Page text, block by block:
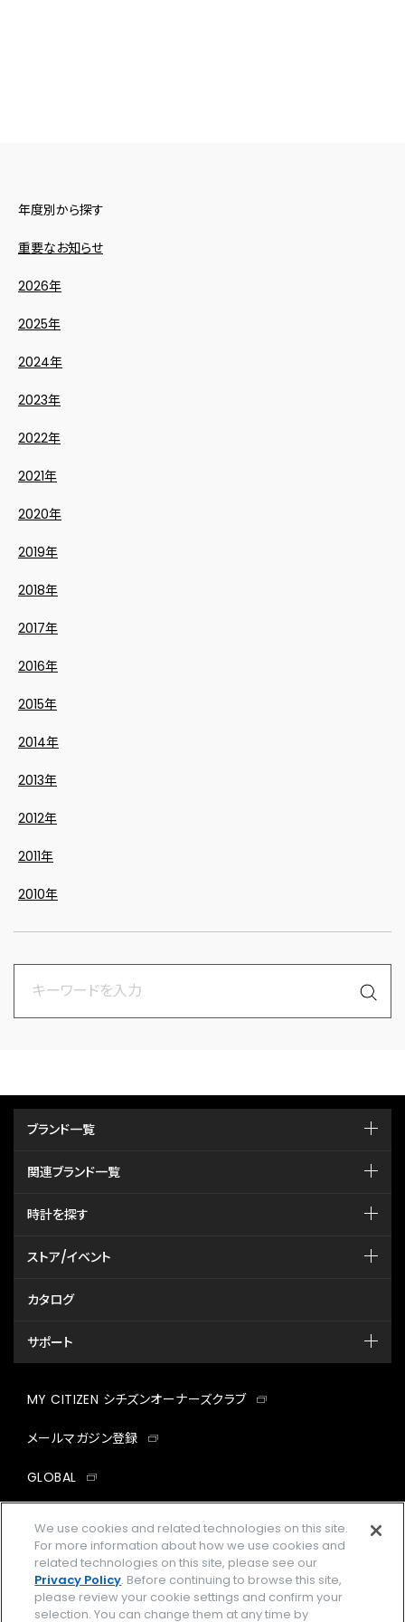
年度別から探す
重要なお知らせ
2026年
2025年
2024年
2023年
2022年
2021年
2020年
2019年
2018年
2017年
2016年
2015年
2014年
2013年
2012年
2011年
2010年
ブランド一覧
関連ブランド一覧
時計を探す
ストア/イベント
カタログ
サポート
MY CITIZEN シチズンオーナーズクラブ
メールマガジン登録
GLOBAL
facebookinstagramtwitter
企業情報 ご利用規約
We use cookies and related technologies on this site.
For more information about how we use cookies and
related technologies on this site, please see our
Privacy Policy. Before continuing to browse this site,
please review your cookie settings and confirm your
selection. You can change them at any time by